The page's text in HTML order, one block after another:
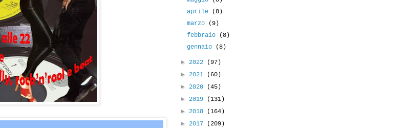
aprile
(8)
marzo
(9)
febbraio
(8)
gennaio
(8)
► 2022
(97)
► 2021
(60)
► 2020
(45)
► 2019
(131)
► 2018
(164)
► 2017
(209)